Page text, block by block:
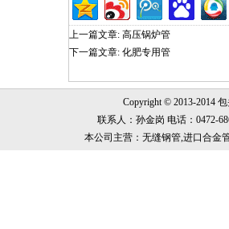
上一篇文章: 高压锅炉管
下一篇文章: 化肥专用管
Copyright © 2013-2014
联系人：孙金岗 电话：0472-
本公司主营：无缝钢管,进口合金